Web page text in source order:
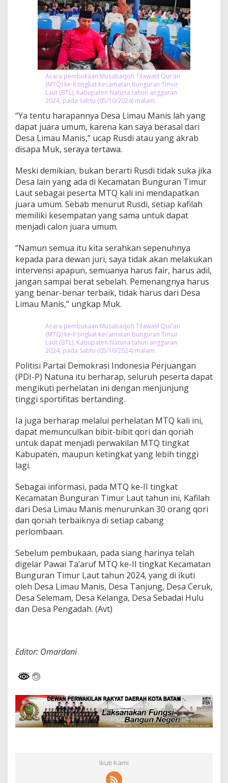
2
0
2
4
Acara pembukaan Musabaqoh Tilawatil Qur’an
(MTQ) ke-II tingkat Kecamatan Bunguran Timur
Laut (BTL), Kabupaten Natuna tahun anggaran
2024, pada Sabtu (05/10/2024) malam.
“Ya tentu harapannya Desa Limau Manis lah yang
dapat juara umum, karena kan saya berasal dari
Desa Limau Manis,” ucap Rusdi atau yang akrab
disapa Muk, seraya tertawa.
Meski demikian, bukan berarti Rusdi tidak suka jika
Desa lain yang ada di Kecamatan Bunguran Timur
Laut sebagai peserta MTQ kali ini mendapatkan
juara umum. Sebab menurut Rusdi, setiap kafilah
memiliki kesempatan yang sama untuk dapat
menjadi calon juara umum.
“Namun semua itu kita serahkan sepenuhnya
kepada para dewan juri, saya tidak akan melakukan
intervensi apapun, semuanya harus fair, harus adil,
jangan sampai berat sebelah. Pemenangnya harus
yang benar-benar terbaik, tidak harus dari Desa
Limau Manis,” ungkap Muk.
Acara pembukaan Musabaqoh Tilawatil Qur’an
(MTQ) ke-II tingkat Kecamatan Bunguran Timur
Laut (BTL), Kabupaten Natuna tahun anggaran
2024, pada Sabtu (05/10/2024) malam.
Politisi Partai Demokrasi Indonesia Perjuangan
(PDI-P) Natuna itu berharap, seluruh peserta dapat
mengikuti perhelatan ini dengan menjunjung
tinggi sportifitas bertanding.
Ia juga berharap melalui perhelatan MTQ kali ini,
dapat memunculkan bibit-bibit qori dan qoriah
untuk dapat menjadi perwakilan MTQ tingkat
Kabupaten, maupun ketingkat yang lebih tinggi
lagi.
Sebagai informasi, pada MTQ ke-II tingkat
Kecamatan Bunguran Timur Laut tahun ini, Kafilah
dari Desa Limau Manis menurunkan 30 orang qori
dan qoriah terbaiknya di setiap cabang
perlombaan.
Sebelum pembukaan, pada siang harinya telah
digelar Pawai Ta’aruf MTQ ke-II tingkat Kecamatan
Bunguran Timur Laut tahun 2024, yang di ikuti
oleh Desa Limau Manis, Desa Tanjung, Desa Ceruk,
Desa Selemam, Desa Kelanga, Desa Sebadai Hulu
dan Desa Pengadah. (Avt)
Editor: Omardani
Ikuti Kami